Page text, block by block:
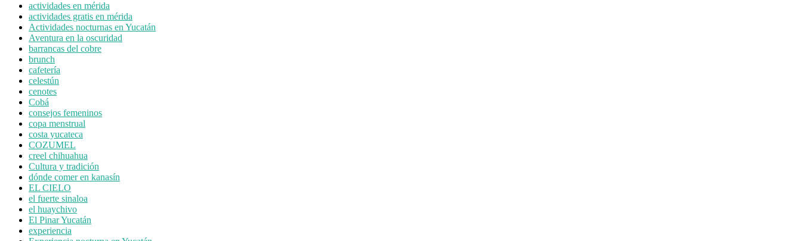
actividades en mérida
actividades gratis en mérida
Actividades nocturnas en Yucatán
Aventura en la oscuridad
barrancas del cobre
brunch
cafetería
celestún
cenotes
Cobá
consejos femeninos
copa menstrual
costa yucateca
COZUMEL
creel chihuahua
Cultura y tradición
dónde comer en kanasín
EL CIELO
el fuerte sinaloa
el huaychivo
El Pinar Yucatán
experiencia